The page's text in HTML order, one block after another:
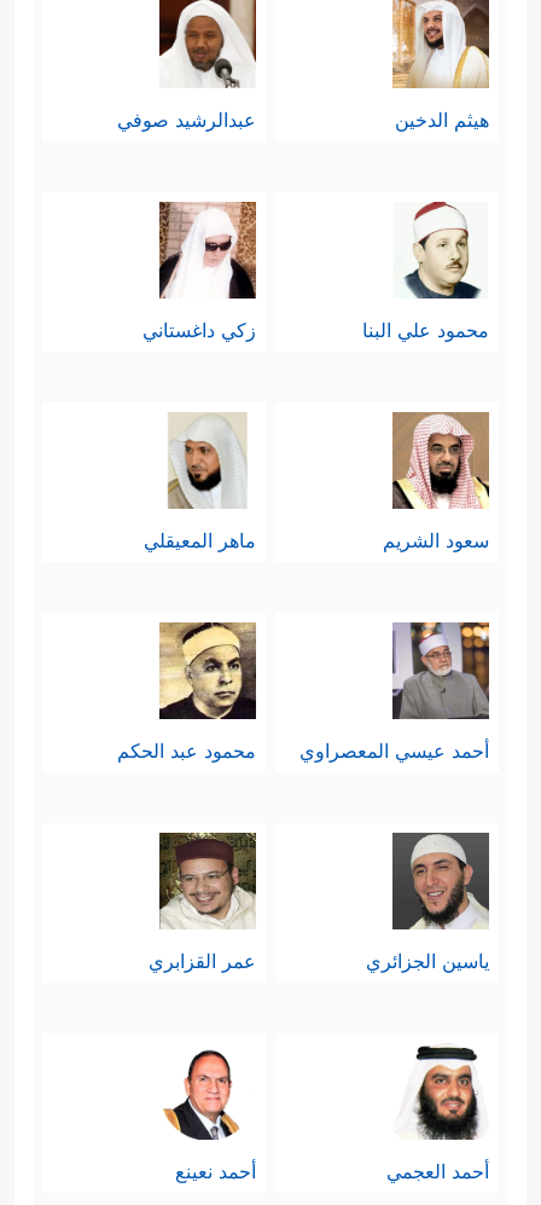
هيثم الدخين عبدالرشيد صوفي
محمود علي البنا زكي داغستاني
سعود الشريم ماهر المعيقلي
أحمد عيسي المعصراوي محمود عبد الحكم
ياسين الجزائري عمر القزابري
أحمد العجمي أحمد نعينع